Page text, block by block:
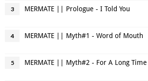
3 MERMATE || Prologue - I Told You
4 MERMATE || Myth#1 - Word of Mouth
5 MERMATE || Myth#2 - For A Long Time